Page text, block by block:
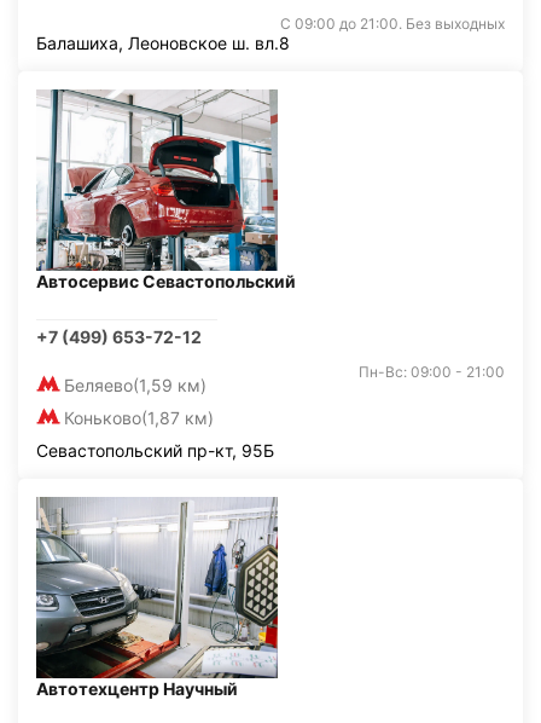
С 09:00 до 21:00. Без выходных
Балашиха, Леоновское ш. вл.8
Автосервис Севастопольский
+7 (499) 653-72-12
Беляево(1,59 км)
Коньково(1,87 км)
Пн-Вс: 09:00 - 21:00
Севастопольский пр-кт, 95Б
Автотехцентр Научный